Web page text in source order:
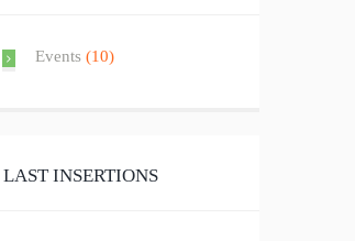
Events (10)
LAST INSERTIONS